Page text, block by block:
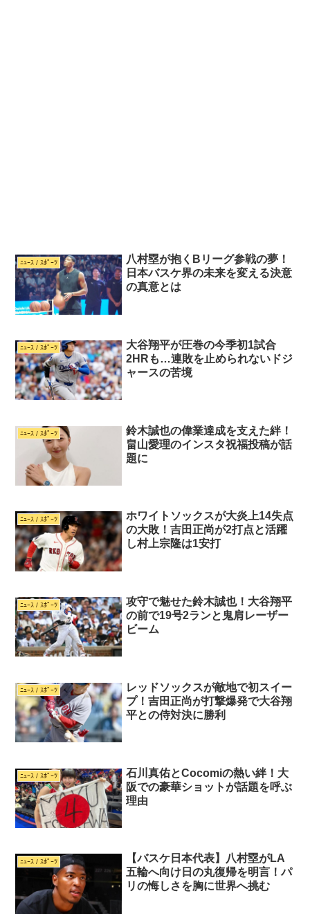
ﾆｭｰｽ / ｽﾎﾟｰﾂ
八村塁が抱くBリーグ参戦の夢！
日本バスケ界の未来を変える決意
の真意とは
ﾆｭｰｽ / ｽﾎﾟｰﾂ
大谷翔平が圧巻の今季初1試合
2HRも…連敗を止められないドジ
ャースの苦境
ﾆｭｰｽ / ｽﾎﾟｰﾂ
鈴木誠也の偉業達成を支えた絆！
畠山愛理のインスタ祝福投稿が話
題に
ﾆｭｰｽ / ｽﾎﾟｰﾂ
ホワイトソックスが大炎上14失点
の大敗！吉田正尚が2打点と活躍
し村上宗隆は1安打
ﾆｭｰｽ / ｽﾎﾟｰﾂ
攻守で魅せた鈴木誠也！大谷翔平
の前で19号2ランと鬼肩レーザー
ビーム
ﾆｭｰｽ / ｽﾎﾟｰﾂ
レッドソックスが敵地で初スイー
プ！吉田正尚が打撃爆発で大谷翔
平との侍対決に勝利
ﾆｭｰｽ / ｽﾎﾟｰﾂ
石川真佑とCocomiの熱い絆！大
阪での豪華ショットが話題を呼ぶ
理由
ﾆｭｰｽ / ｽﾎﾟｰﾂ
【バスケ日本代表】八村塁がLA
五輪へ向け日の丸復帰を明言！パ
リの悔しさを胸に世界へ挑む